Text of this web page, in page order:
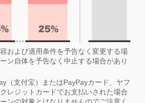
および適用条件を予告なく変更する場
ン自体を予告なく中止する場合があり
（支付宝）またはPayPayカード、ヤフ
レジットカードでお支払いされた場合